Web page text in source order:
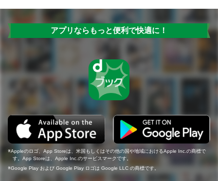
アプリならもっと便利で快適に！
Appleのロゴ、App Storeは、米国もしくはその他の国や地域におけるApple Inc.の商標で
す。App Storeは、Apple Inc.のサービスマークです。
Google Play および Google Play ロゴは Google LLC の商標です。